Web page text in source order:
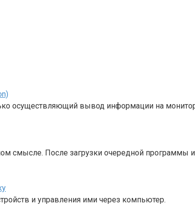
осуществляющий вывод информации на
смысле. После загрузки очередной программы
и управления ими через компьютер.